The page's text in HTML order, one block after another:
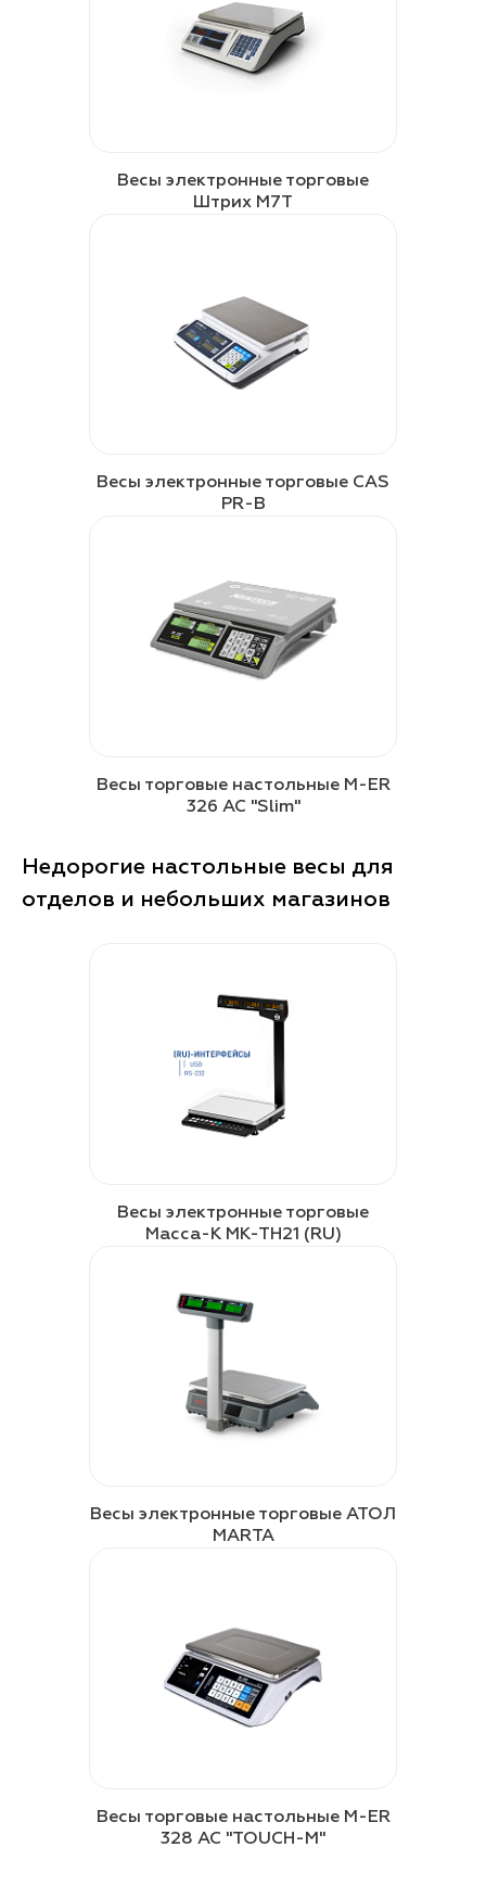
Весы электронные торговые
Штрих М7Т
Весы электронные торговые CAS
PR-B
Весы торговые настольные M-ER
326 AC "Slim"
Недорогие настольные весы для
отделов и небольших магазинов
Весы электронные торговые
Масса-К МК-ТН21 (RU)
Весы электронные торговые АТОЛ
MARTA
Весы торговые настольные M-ER
328 AC "TOUCH-M"